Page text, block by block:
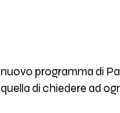
programma di
di chiedere ad